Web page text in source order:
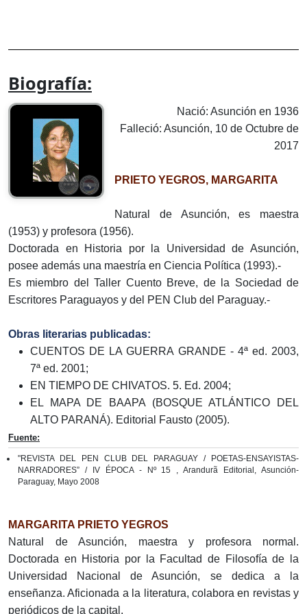
Biografía:
Nació: Asunción en 1936
Falleció: Asunción, 10 de Octubre de
2017
PRIETO YEGROS, MARGARITA
Natural de Asunción, es maestra
(1953) y profesora (1956).
Doctorada en Historia por la Universidad de Asunción,
posee además una maestría en Ciencia Política (1993).-
Es miembro del Taller Cuento Breve, de la Sociedad de
Escritores Paraguayos y del PEN Club del Paraguay.-
Obras literarias publicadas:
CUENTOS DE LA GUERRA GRANDE - 4ª ed. 2003,
7ª ed. 2001;
EN TIEMPO DE CHIVATOS. 5. Ed. 2004;
EL MAPA DE BAAPA (BOSQUE ATLÁNTICO DEL
ALTO PARANÁ). Editorial Fausto (2005).
Fuente:
"REVISTA DEL PEN CLUB DEL PARAGUAY / POETAS-ENSAYISTAS-
NARRADORES” / IV ÉPOCA - Nº 15 , Arandurã Editorial, Asunción-
Paraguay, Mayo 2008
MARGARITA PRIETO YEGROS
Natural de Asunción, maestra y profesora normal.
Doctorada en Historia por la Facultad de Filosofía de la
Universidad Nacional de Asunción, se dedica a la
enseñanza. Aficionada a la literatura, colabora en revistas y
periódicos de la capital.